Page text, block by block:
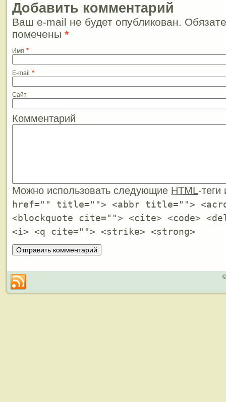
Добавить комментарий
Ваш e-mail не будет опубликован.
помечены *
Имя *
E-mail *
Сайт
Комментарий
Можно использовать следующие HTML-
href="" title=""> <abbr title="">
<blockquote cite=""> <cite> <code>
<i> <q cite=""> <strike> <strong>